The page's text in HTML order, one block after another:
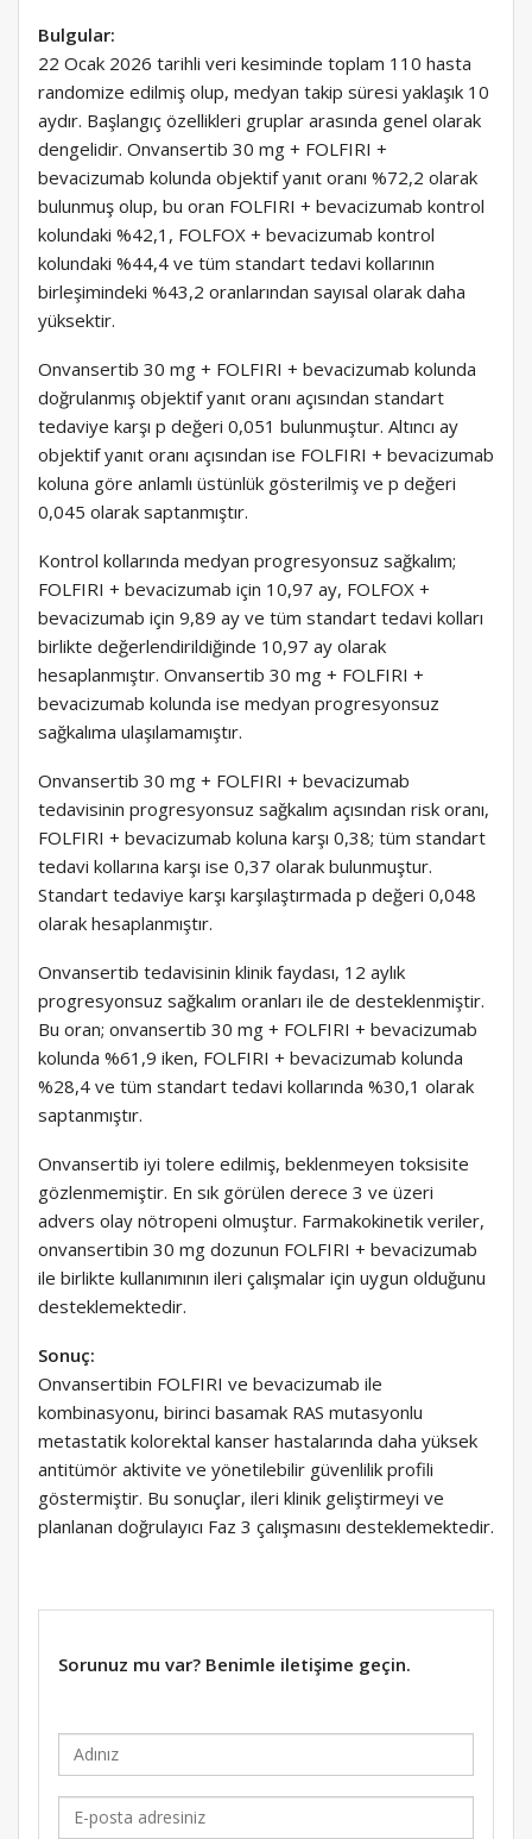
Bulgular:
22 Ocak 2026 tarihli veri kesiminde toplam 110 hasta
randomize edilmiş olup, medyan takip süresi yaklaşık 10
aydır. Başlangıç özellikleri gruplar arasında genel olarak
dengelidir. Onvansertib 30 mg + FOLFIRI +
bevacizumab kolunda objektif yanıt oranı %72,2 olarak
bulunmuş olup, bu oran FOLFIRI + bevacizumab kontrol
kolundaki %42,1, FOLFOX + bevacizumab kontrol
kolundaki %44,4 ve tüm standart tedavi kollarının
birleşimindeki %43,2 oranlarından sayısal olarak daha
yüksektir.
Onvansertib 30 mg + FOLFIRI + bevacizumab kolunda
doğrulanmış objektif yanıt oranı açısından standart
tedaviye karşı p değeri 0,051 bulunmuştur. Altıncı ay
objektif yanıt oranı açısından ise FOLFIRI + bevacizumab
koluna göre anlamlı üstünlük gösterilmiş ve p değeri
0,045 olarak saptanmıştır.
Kontrol kollarında medyan progresyonsuz sağkalım;
FOLFIRI + bevacizumab için 10,97 ay, FOLFOX +
bevacizumab için 9,89 ay ve tüm standart tedavi kolları
birlikte değerlendirildiğinde 10,97 ay olarak
hesaplanmıştır. Onvansertib 30 mg + FOLFIRI +
bevacizumab kolunda ise medyan progresyonsuz
sağkalıma ulaşılamamıştır.
Onvansertib 30 mg + FOLFIRI + bevacizumab
tedavisinin progresyonsuz sağkalım açısından risk oranı,
FOLFIRI + bevacizumab koluna karşı 0,38; tüm standart
tedavi kollarına karşı ise 0,37 olarak bulunmuştur.
Standart tedaviye karşı karşılaştırmada p değeri 0,048
olarak hesaplanmıştır.
Onvansertib tedavisinin klinik faydası, 12 aylık
progresyonsuz sağkalım oranları ile de desteklenmiştir.
Bu oran; onvansertib 30 mg + FOLFIRI + bevacizumab
kolunda %61,9 iken, FOLFIRI + bevacizumab kolunda
%28,4 ve tüm standart tedavi kollarında %30,1 olarak
saptanmıştır.
Onvansertib iyi tolere edilmiş, beklenmeyen toksisite
gözlenmemiştir. En sık görülen derece 3 ve üzeri
advers olay nötropeni olmuştur. Farmakokinetik veriler,
onvansertibin 30 mg dozunun FOLFIRI + bevacizumab
ile birlikte kullanımının ileri çalışmalar için uygun olduğunu
desteklemektedir.
Sonuç:
Onvansertibin FOLFIRI ve bevacizumab ile
kombinasyonu, birinci basamak RAS mutasyonlu
metastatik kolorektal kanser hastalarında daha yüksek
antitümör aktivite ve yönetilebilir güvenlilik profili
göstermiştir. Bu sonuçlar, ileri klinik geliştirmeyi ve
planlanan doğrulayıcı Faz 3 çalışmasını desteklemektedir.
Sorunuz mu var? Benimle iletişime geçin.